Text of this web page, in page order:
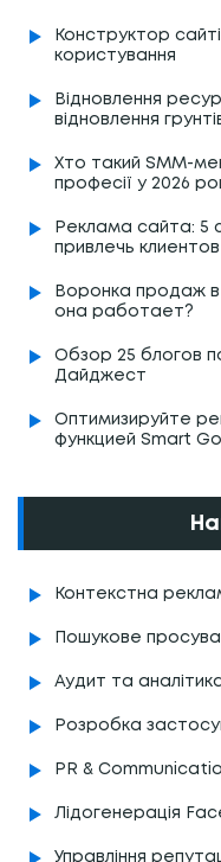
Конструктор
користування
Відновлення
відновлення
Хто такий SMM-
професії у 2026
Реклама сайта: 5
привлечь клиентов
Воронка продаж
она работает?
Обзор 25 блогов
Дайджест
Оптимизируйте
функцией Smart
Контекстна
Пошукове
Аудит та
Розробка
PR &
Лідогенерація
Управління